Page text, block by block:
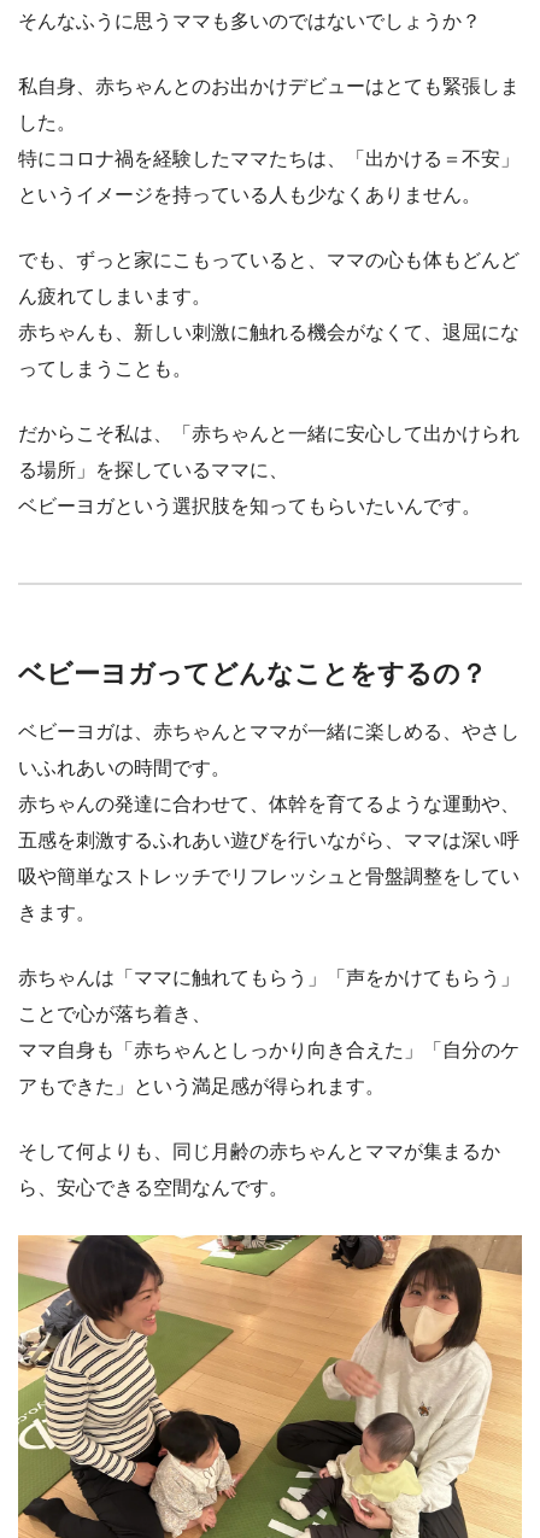
そんなふうに思うママも多いのではないでしょうか？
私自身、赤ちゃんとのお出かけデビューはとても緊張しま
した。
特にコロナ禍を経験したママたちは、「出かける＝不安」
というイメージを持っている人も少なくありません。
でも、ずっと家にこもっていると、ママの心も体もどんど
ん疲れてしまいます。
赤ちゃんも、新しい刺激に触れる機会がなくて、退屈にな
ってしまうことも。
だからこそ私は、「赤ちゃんと一緒に安心して出かけられ
る場所」を探しているママに、
ベビーヨガという選択肢を知ってもらいたいんです。
ベビーヨガってどんなことをするの？
ベビーヨガは、赤ちゃんとママが一緒に楽しめる、やさし
いふれあいの時間です。
赤ちゃんの発達に合わせて、体幹を育てるような運動や、
五感を刺激するふれあい遊びを行いながら、ママは深い呼
吸や簡単なストレッチでリフレッシュと骨盤調整をしてい
きます。
赤ちゃんは「ママに触れてもらう」「声をかけてもらう」
ことで心が落ち着き、
ママ自身も「赤ちゃんとしっかり向き合えた」「自分のケ
アもできた」という満足感が得られます。
そして何よりも、同じ月齢の赤ちゃんとママが集まるか
ら、安心できる空間なんです。